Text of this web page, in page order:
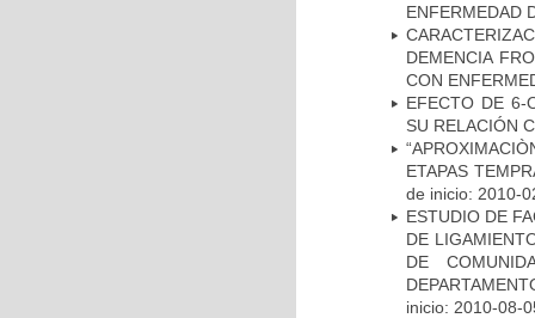
ENFERMEDAD
DEMENCIA
CON
EFECTO DE 6-
SU RELACIÓN
ETAPAS
de inicio: 2010-
ESTUDIO DE
DE
DE
inicio: 2010-08-